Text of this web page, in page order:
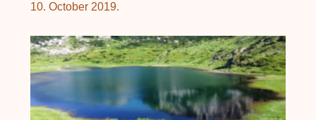
10. October 2019.